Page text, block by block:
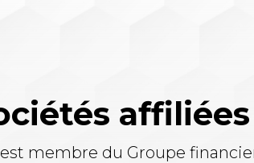
affiliées
est membre du Groupe